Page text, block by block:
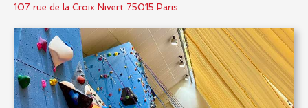
107 rue de la Croix Nivert 75015 Paris